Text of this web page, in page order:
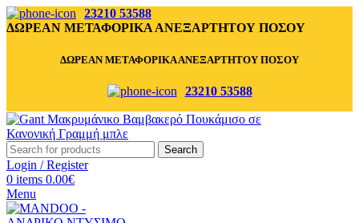
23210 53588
ΔΩΡΕΑΝ ΜΕΤΑΦΟΡΙΚΑ ΑΝΕΞΑΡΤΗΤΟΥ ΠΟΣΟΥ
ΔΩΡΕΑΝ ΜΕΤΑΦΟΡΙΚΑ ΑΝΕΞΑΡΤΗΤΟΥ ΠΟΣΟΥ
23210 53588
Search
Login / Register
0 items 0.00€
Menu